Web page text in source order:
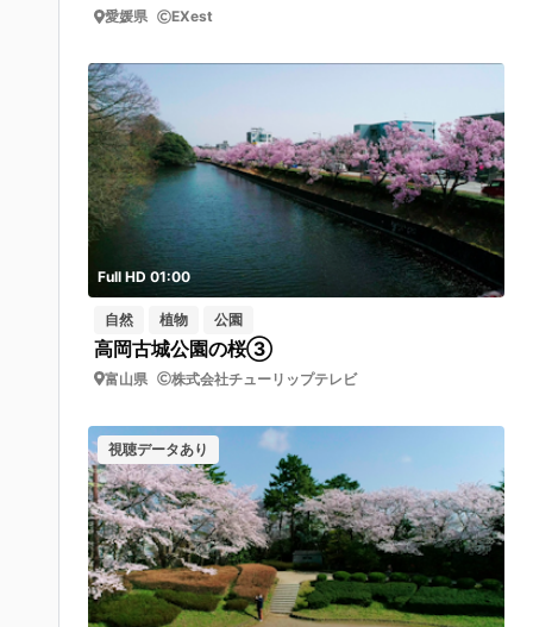
愛媛県 EXest
Full HD 01:00
自然 植物 公園
高岡古城公園の桜③
富山県 株式会社チューリップテレビ
視聴データあり